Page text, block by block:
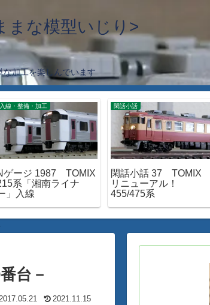
まな模型いじり>
加工を楽しんでいます
入線・整備・加工
ゲージ 1987 TOMIX
系「湘南ライナ
」入線
閑話小話
閑話小話 37 TOMIX
リニューアル！
455/475系
台－
2017.05.21 2021.11.15